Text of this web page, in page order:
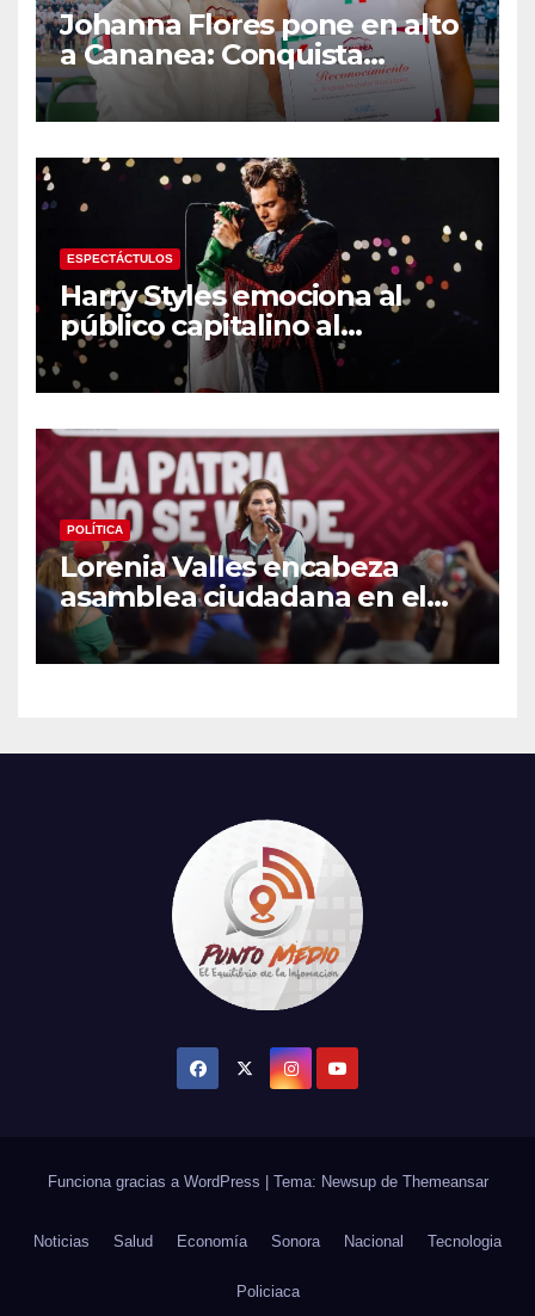
Johanna Flores pone en alto
a Cananea: Conquista
medalla de plata con la
Selección Mexicana Sub-20
Centroamericanos
ESPECTÁCTULOS
Harry Styles emociona al
público capitalino al
interpretar “Cielito Lindo” en
su tercer concierto en la
POLÍTICA
Lorenia Valles encabeza
asamblea ciudadana en el
Parque Laura Alicia Frías de
Hermosillo
Funciona gracias a WordPress Tema: Newsup de Themeansar
Noticias Salud Economía Sonora Nacional Tecnologia
Policiaca